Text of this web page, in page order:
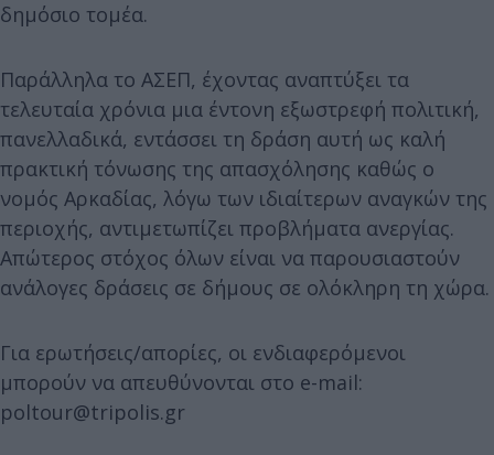
δημόσιο τομέα.
Παράλληλα το ΑΣΕΠ, έχοντας αναπτύξει τα
τελευταία χρόνια μια έντονη εξωστρεφή πολιτική,
πανελλαδικά, εντάσσει τη δράση αυτή ως καλή
πρακτική τόνωσης της απασχόλησης καθώς ο
νομός Αρκαδίας, λόγω των ιδιαίτερων αναγκών της
περιοχής, αντιμετωπίζει προβλήματα ανεργίας.
Απώτερος στόχος όλων είναι να παρουσιαστούν
ανάλογες δράσεις σε δήμους σε ολόκληρη τη χώρα.
Για ερωτήσεις/απορίες, οι ενδιαφερόμενοι
μπορούν να απευθύνονται στο e-mail:
poltour@tripolis.gr